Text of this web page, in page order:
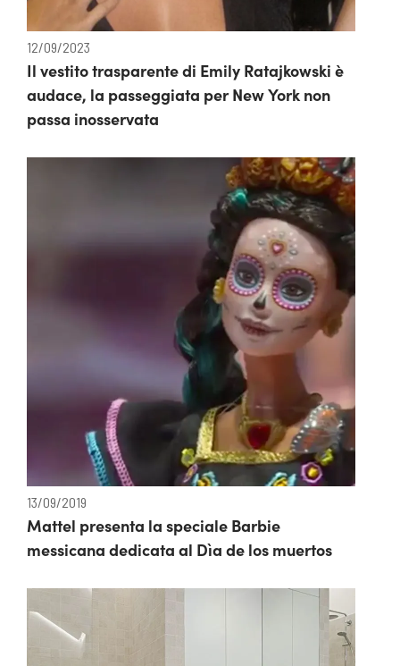
12/09/2023
Il vestito trasparente di Emily Ratajkowski è
audace, la passeggiata per New York non
passa inosservata
13/09/2019
Mattel presenta la speciale Barbie
messicana dedicata al Dìa de los muertos